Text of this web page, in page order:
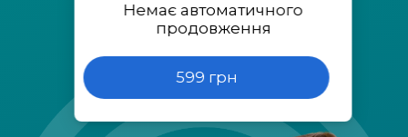
Немає автоматичного
продовження
599 грн